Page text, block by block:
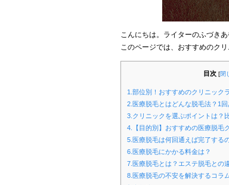
こんにちは。ライターのふづきあ
このページでは、おすすめのク
目次 [閉
1.部位別！おすすめのクリニック
2.医療脱毛とはどんな脱毛法？1
3.クリニックを選ぶポイントは？
4.【目的別】おすすめの医療脱毛
5.医療脱毛は何回通えば完了する
6.医療脱毛にかかる料金は？
7.医療脱毛とは？エステ脱毛との
8.医療脱毛の不安を解決するコラ